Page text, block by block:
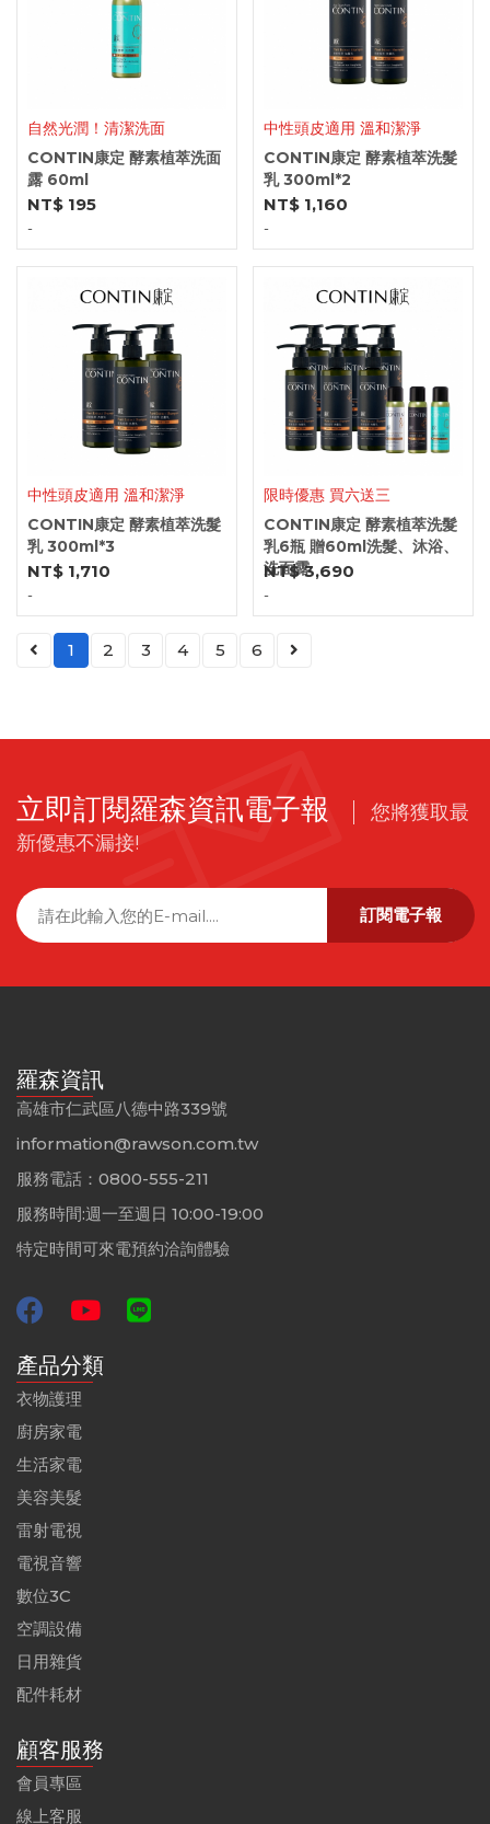
自然光潤！清潔洗面
CONTIN康定 酵素植萃洗面
露 60ml
NT$ 195
-
中性頭皮適用 溫和潔淨
CONTIN康定 酵素植萃洗髮
乳 300ml*2
NT$ 1,160
-
中性頭皮適用 溫和潔淨
CONTIN康定 酵素植萃洗髮
乳 300ml*3
NT$ 1,710
-
限時優惠 買六送三
CONTIN康定 酵素植萃洗髮
乳6瓶 贈60ml洗髮、沐浴、
洗面露
NT$ 3,690
-
1 2 3 4 5 6
立即訂閱羅森資訊電子報
您將獲取最
新優惠不漏接!
訂閱電子報
羅森資訊
高雄市仁武區八德中路339號
information@rawson.com.tw
服務電話：0800-555-211
服務時間:週一至週日 10:00-19:00
特定時間可來電預約洽詢體驗
產品分類
衣物護理
廚房家電
生活家電
美容美髮
雷射電視
電視音響
數位3C
空調設備
日用雜貨
配件耗材
顧客服務
會員專區
線上客服